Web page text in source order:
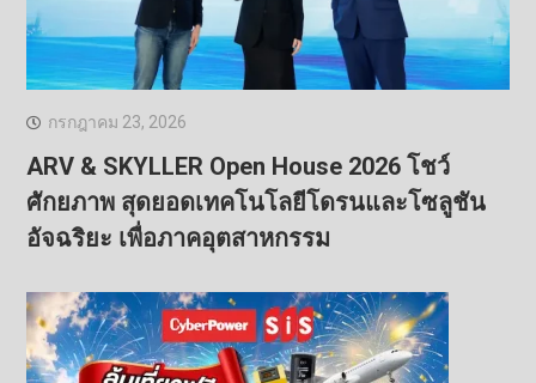
กรกฎาคม 23, 2026
ARV & SKYLLER Open House 2026 โชว์
ศักยภาพ สุดยอดเทคโนโลยีโดรนและโซลูชัน
อัจฉริยะ เพื่อภาคอุตสาหกรรม